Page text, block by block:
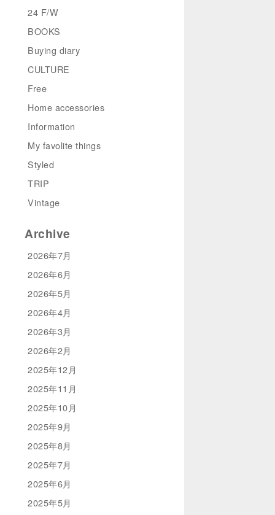
24 F/W
BOOKS
Buying diary
CULTURE
Free
Home accessories
Information
My favolite things
Styled
TRIP
Vintage
Archive
2026年7月
2026年6月
2026年5月
2026年4月
2026年3月
2026年2月
2025年12月
2025年11月
2025年10月
2025年9月
2025年8月
2025年7月
2025年6月
2025年5月